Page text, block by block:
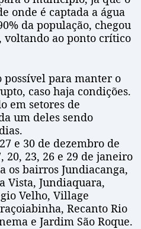
onde é captada a água
da população, chegou
voltando ao ponto crítico
possível para manter o
caso haja condições.
em setores de
um deles sendo
e 30 de dezembro de
20, 23, 26 e 29 de janeiro
os bairros Jundiacanga,
Vista, Jundiaquara,
Velho, Village
Recanto Rio
e Jardim São Roque.